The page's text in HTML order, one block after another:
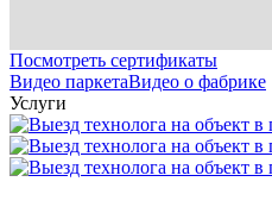
Посмотреть сертификаты
Видео паркетаВидео о фабрике
Услуги